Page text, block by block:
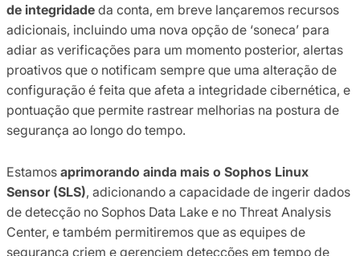
de integridade da conta, em breve lançaremos recursos
adicionais, incluindo uma nova opção de ‘soneca’ para
adiar as verificações para um momento posterior, alertas
proativos que o notificam sempre que uma alteração de
configuração é feita que afeta a integridade cibernética, e
pontuação que permite rastrear melhorias na postura de
segurança ao longo do tempo.
Estamos aprimorando ainda mais o Sophos Linux
Sensor (SLS), adicionando a capacidade de ingerir dados
de detecção no Sophos Data Lake e no Threat Analysis
Center, e também permitiremos que as equipes de
segurança criem e gerenciem detecções em tempo de